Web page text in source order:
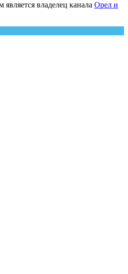
владелец канала Орел и